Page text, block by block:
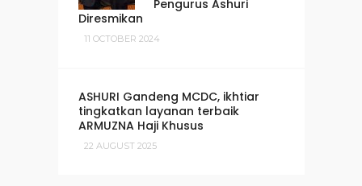
Pengurus Ashuri
Diresmikan
11 OCTOBER 2024
ASHURI Gandeng MCDC, ikhtiar
tingkatkan layanan terbaik
ARMUZNA Haji Khusus
22 AUGUST 2025